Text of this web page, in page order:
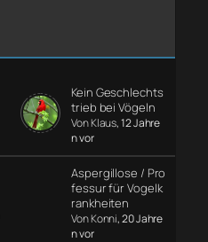
Kein Geschlechts
trieb bei Vögeln
Von Klaus, 12 Jahre
n vor
Aspergillose / Pro
fessur für Vogelk
rankheiten
Von Konni, 20 Jahre
n vor